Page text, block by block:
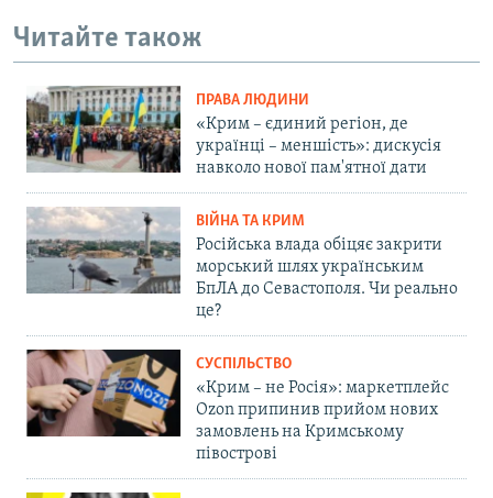
Читайте також
ПРАВА ЛЮДИНИ
«Крим – єдиний регіон, де
українці – меншість»: дискусія
навколо нової пам'ятної дати
ВІЙНА ТА КРИМ
Російська влада обіцяє закрити
морський шлях українським
БпЛА до Севастополя. Чи реально
це?
СУСПІЛЬСТВО
«Крим – не Росія»: маркетплейс
Ozon припинив прийом нових
замовлень на Кримському
півострові